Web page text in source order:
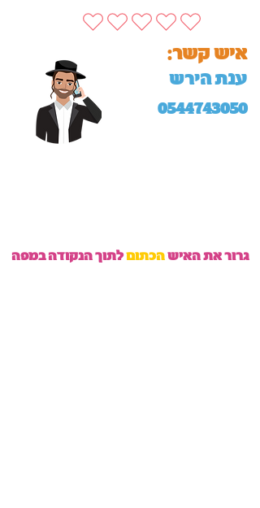
ענת הירש
0544743050
:איש קשר
גרור את האישהכתוםלתוך הנקודה במפה